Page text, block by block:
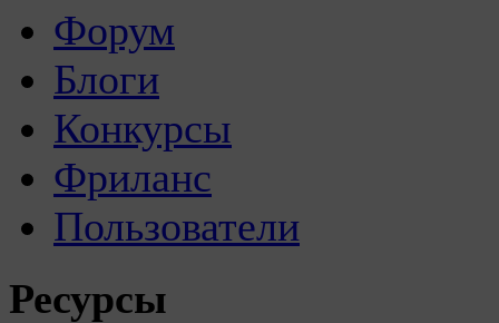
Форум
Блоги
Конкурсы
Фриланс
Пользователи
Ресурсы